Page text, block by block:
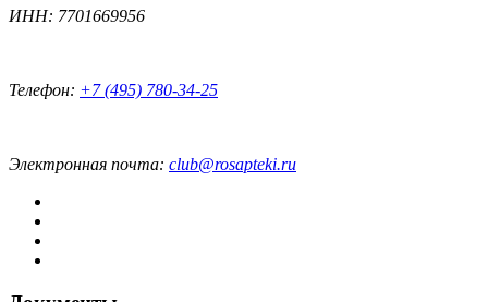
ИНН: 7701669956
Телефон: +7 (495) 780-34-25
Электронная почта: club@rosapteki.ru